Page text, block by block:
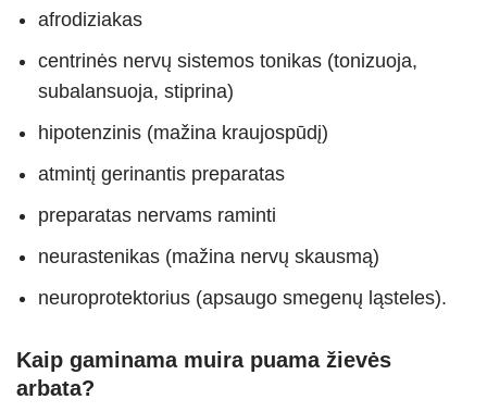
afrodiziakas
centrinės nervų sistemos tonikas (tonizuoja,
subalansuoja, stiprina)
hipotenzinis (mažina kraujospūdį)
atmintį gerinantis preparatas
preparatas nervams raminti
neurastenikas (mažina nervų skausmą)
neuroprotektorius (apsaugo smegenų ląsteles).
Kaip gaminama muira puama žievės
arbata?